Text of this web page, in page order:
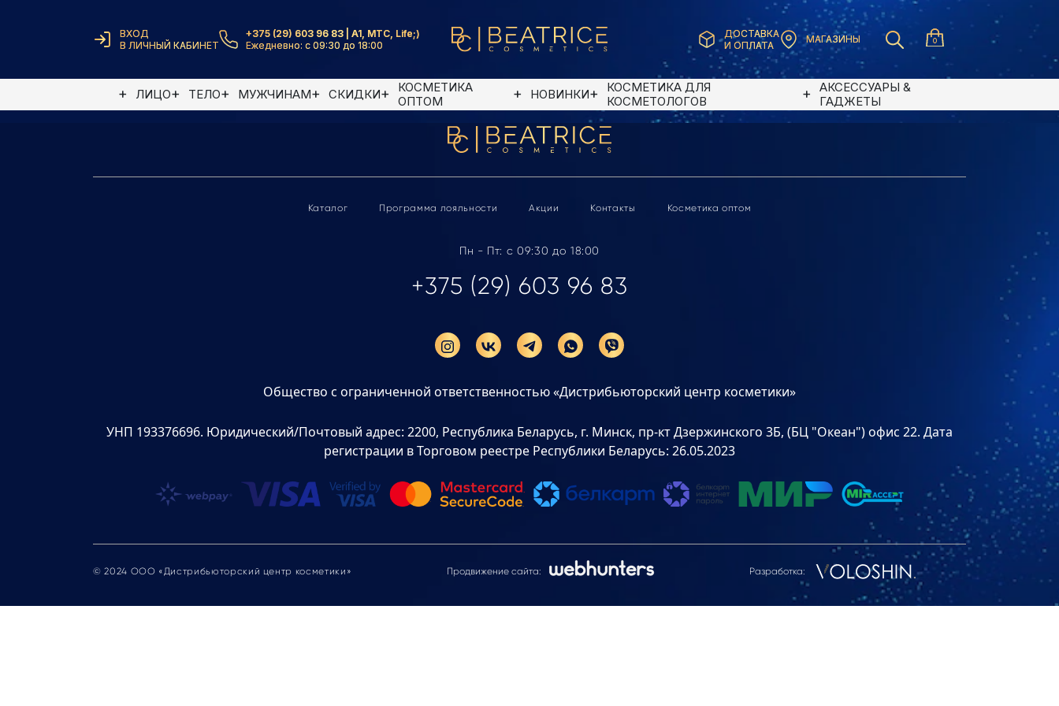
ВХОД
В ЛИЧНЫЙ КАБИНЕТ
+375 (29) 603 96 83 | A1, MTC, Life;)
Ежедневно: с 09:30 до 18:00
ДОСТАВКА
И ОПЛАТА
МАГАЗИНЫ 0
ЛИЦО ТЕЛО МУЖЧИНАМ СКИДКИ
КОСМЕТИКА
ОПТОМ
НОВИНКИ
КОСМЕТИКА ДЛЯ
КОСМЕТОЛОГОВ
АКСЕССУАРЫ &
ГАДЖЕТЫ
Элемент не найден
Каталог Программа лояльности Акции Контакты Косметика оптом
Пн - Пт: с 09:30 до 18:00
+375 (29) 603 96 83
Общество с ограниченной ответственностью «Дистрибьюторский центр косметики»
УНП 193376696. Юридический/Почтовый адрес: 2200, Республика Беларусь, г. Минск, пр-кт Дзержинского 3Б, (БЦ "Океан") офис 22. Дата
регистрации в Торговом реестре Республики Беларусь: 26.05.2023
© 2024 ООО «Дистрибьюторский центр косметики» Продвижение сайта: Разработка: